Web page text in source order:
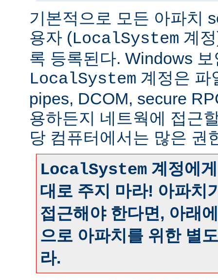
기본적으로 모든 아파치
용자 (LocalSystem 계
록 등록된다. Windows
LocalSystem 계정은 파
pipes, DCOM, secure
용하든지 네트웍에 접근
당 컴퓨터에서는 많은 권
LocalSystem 계정에
대로 주지 마라! 아파치
접근해야 한다면, 아래
으로 아파치를 위한 별
라.